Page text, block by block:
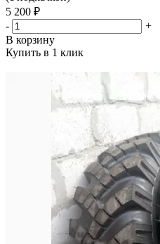
5 200 ₽
-
+
В корзину
Купить в 1 клик